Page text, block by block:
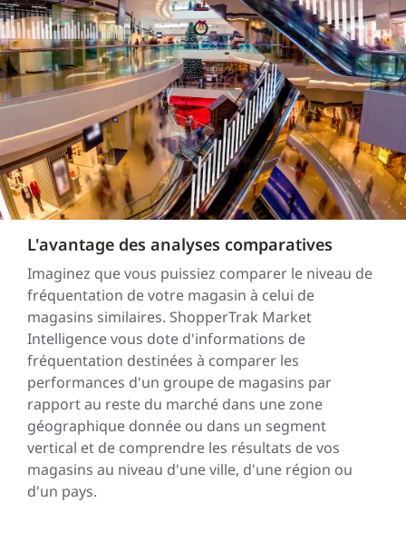
L'avantage des analyses comparatives
Imaginez que vous puissiez comparer le niveau de
fréquentation de votre magasin à celui de
magasins similaires. ShopperTrak Market
Intelligence vous dote d'informations de
fréquentation destinées à comparer les
performances d'un groupe de magasins par
rapport au reste du marché dans une zone
géographique donnée ou dans un segment
vertical et de comprendre les résultats de vos
magasins au niveau d'une ville, d'une région ou
d'un pays.